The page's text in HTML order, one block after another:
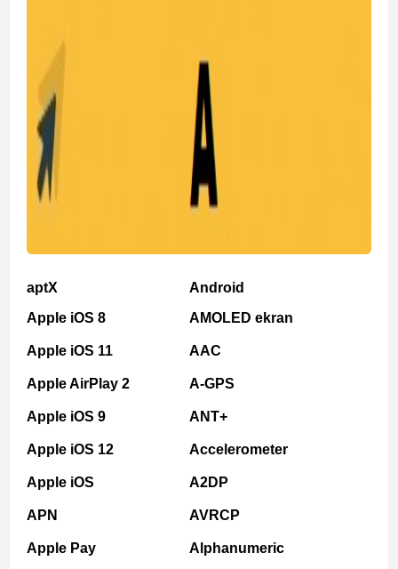
aptX
Apple iOS 8
Apple iOS 11
Apple AirPlay 2
Apple iOS 9
Apple iOS 12
Apple iOS
APN
Apple Pay
Android
AMOLED ekran
AAC
A-GPS
ANT+
Accelerometer
A2DP
AVRCP
Alphanumeric